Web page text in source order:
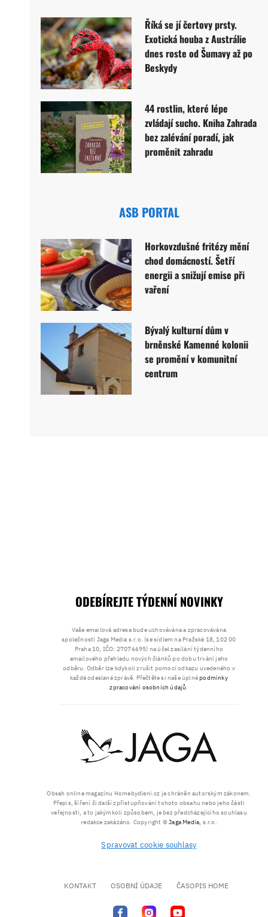
Říká se jí čertovy prsty.
Exotická houba z Austrálie
dnes roste od Šumavy až po
Beskydy
44 rostlin, které lépe
zvládají sucho. Kniha Zahrada
bez zalévání poradí, jak
proměnit zahradu
ASB PORTAL
Horkovzdušné fritézy mění
chod domácností. Šetří
energii a snižují emise při
vaření
Bývalý kulturní dům v
brněnské Kamenné kolonii
se promění v komunitní
centrum
Obsah online magazínu Homebydleni.cz je chráněn autorským zákonem.
Přepis, šíření či další zpřístupňování tohoto obsahu nebo jeho části
veřejnosti, a to jakýmkoli způsobem, je bez předcházejícího souhlasu
redakce zakázáno. Copyright ©Jaga Media, s.r.o.
Spravovat cookie souhlasy
ODEBÍREJTE TÝDENNÍ NOVINKY
Vaše emailová adresa bude uchovávána a zpracovávána
společností Jaga Media s.r.o. (se sídlem na Pražské 18, 102 00
Praha 10, IČO: 27076695) na účel zasílání týdenního
emailového přehledu nových článků po dobu trvání jeho
odběru. Odběr lze kdykoli zrušit pomocí odkazu uvedeného v
každé odeslané zprávě. Přečtěte si naše úplnépodmínky
zpracování osobních údajů.
KONTAKT OSOBNÍ ÚDAJE ČASOPIS HOME